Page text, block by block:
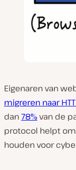
Eigenaren van
migreren naar
dan78%van de
protocol helpt
houden voor